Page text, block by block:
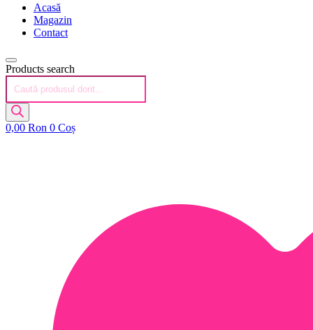
Acasă
Magazin
Contact
Products search
0,00 Ron 0 Coș